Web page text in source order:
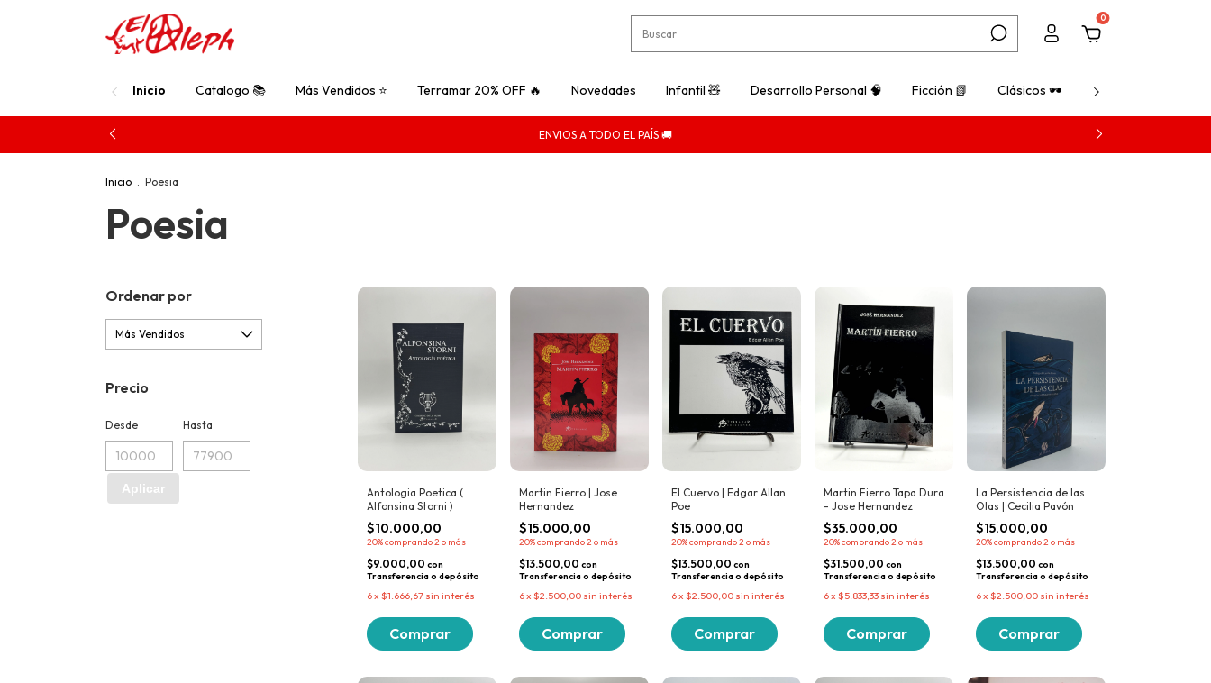
0
Inicio Catalogo 📚 Más Vendidos ⭐ Terramar 20% OFF 🔥 Novedades Infantil 🧸 Desarrollo Personal 🧠 Ficción 📗 Clásicos 🕶️ ¿Cómo comprar? 💡
ENVIOS A TODO EL PAÍS 🚚
Inicio Poesia
Poesia
Ordenar por
Precio
Desde Hasta
Aplicar
Antologia Poetica (
Alfonsina Storni )
$10.000,00
20%comprando 2 o más
$9.000,00 con
Transferencia o depósito
6x $1.666,67 sin interés
Martin Fierro | Jose
Hernandez
$15.000,00
20%comprando 2 o más
$13.500,00 con
Transferencia o depósito
6x $2.500,00 sin interés
El Cuervo | Edgar Allan
Poe
$15.000,00
20%comprando 2 o más
$13.500,00 con
Transferencia o depósito
6x $2.500,00 sin interés
Martin Fierro Tapa Dura
- Jose Hernandez
$35.000,00
20%comprando 2 o más
$31.500,00 con
Transferencia o depósito
6x $5.833,33 sin interés
La Persistencia de las
Olas | Cecilia Pavón
$15.000,00
20%comprando 2 o más
$13.500,00 con
Transferencia o depósito
6x $2.500,00 sin interés